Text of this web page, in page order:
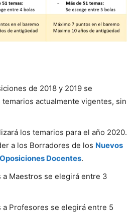
de 2018 y 2019 se
actualmente vigentes, sin
los temarios para el año 2020.
a los Borradores de los Nuevos
Docentes.
a Maestros se elegirá entre 3
a Profesores se elegirá entre 5